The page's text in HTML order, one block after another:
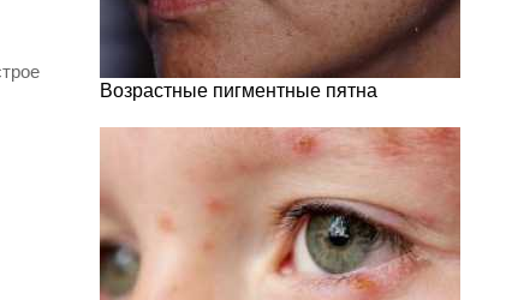
Возрастные пигментные пятна